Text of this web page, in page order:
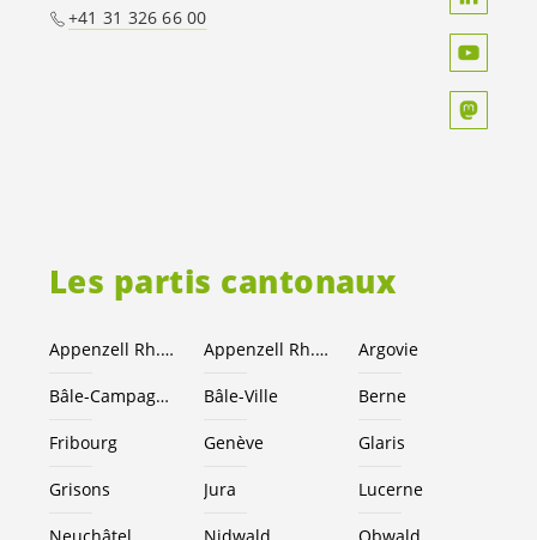
Les partis cantonaux
Appenzell Rh.-Ext. Appenzell Rh.-I. Argovie
Bâle-Campagne Bâle-Ville Berne
Fribourg Genève Glaris
Grisons Jura Lucerne
+41 31 326 66 00